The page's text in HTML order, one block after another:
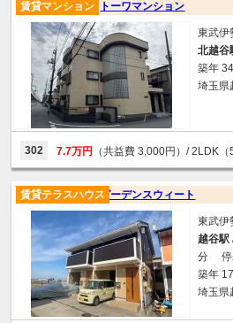
トーワマンション
賃貸マンション
東武伊
北越谷
築年
埼玉県
302 7.7万円 （共益費 3,000円）/ 2LDK（
ガーデンスウィート
賃貸テラスハウス
東武伊
越谷駅
分 停
築年
埼玉県